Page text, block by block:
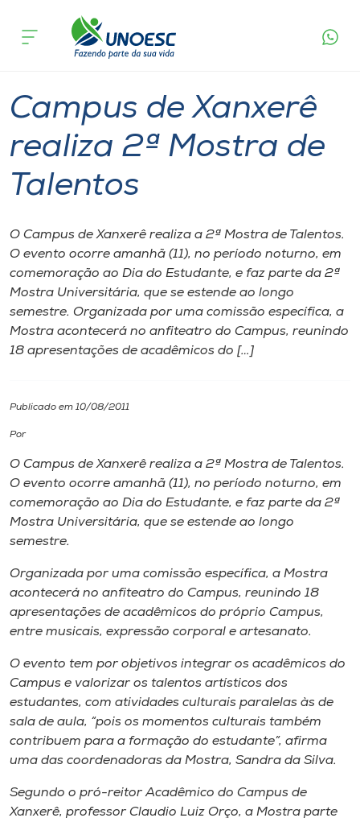
Cursos
Atendimento ao Estudante
Portal de Ensino
A
Internacionalização
Cultura
CPA
Biblioteca
Editora
Rádio
Museu
Store
acontece
Campus de Xanxerê
realiza 2ª Mostra de
Talentos
O Campus de Xanxerê realiza a 2ª Mostra de Talentos.
O evento ocorre amanhã (11), no período noturno, em
comemoração ao Dia do Estudante, e faz parte da 2ª
Mostra Universitária, que se estende ao longo
semestre. Organizada por uma comissão específica, a
Mostra acontecerá no anfiteatro do Campus, reunindo
18 apresentações de acadêmicos do […]
Publicado em 10/08/2011
Por
O Campus de Xanxerê realiza a 2ª Mostra de Talentos.
O evento ocorre amanhã (11), no período noturno, em
comemoração ao Dia do Estudante, e faz parte da 2ª
Mostra Universitária, que se estende ao longo
semestre.
Organizada por uma comissão específica, a Mostra
acontecerá no anfiteatro do Campus, reunindo 18
apresentações de acadêmicos do próprio Campus,
entre musicais, expressão corporal e artesanato.
O evento tem por objetivos integrar os acadêmicos do
Campus e valorizar os talentos artísticos dos
estudantes, com atividades culturais paralelas às de
sala de aula, “pois os momentos culturais também
contribuem para a formação do estudante”, afirma
uma das coordenadoras da Mostra, Sandra da Silva.
Segundo o pró-reitor Acadêmico do Campus de
Xanxerê, professor Claudio Luiz Orço, a Mostra parte